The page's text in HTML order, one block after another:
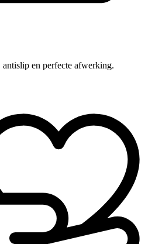
en perfecte afwerking.